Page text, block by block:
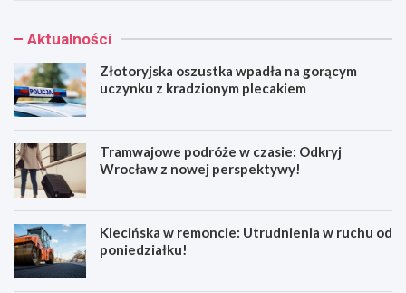
Aktualności
Złotoryjska oszustka wpadła na gorącym
uczynku z kradzionym plecakiem
Tramwajowe podróże w czasie: Odkryj
Wrocław z nowej perspektywy!
Klecińska w remoncie: Utrudnienia w ruchu od
poniedziałku!